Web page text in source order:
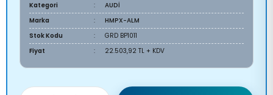
Kategori
AUDİ
Marka
HMPX-ALM
Stok Kodu
GRD BP1011
Fiyat
22.503,92 TL + KDV